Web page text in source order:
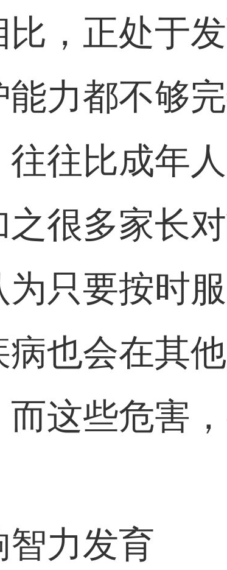
比，正处于
能力都不够
往比成年人
之很多家长
为只要按时
病也会在其
而这些危害
智力发育